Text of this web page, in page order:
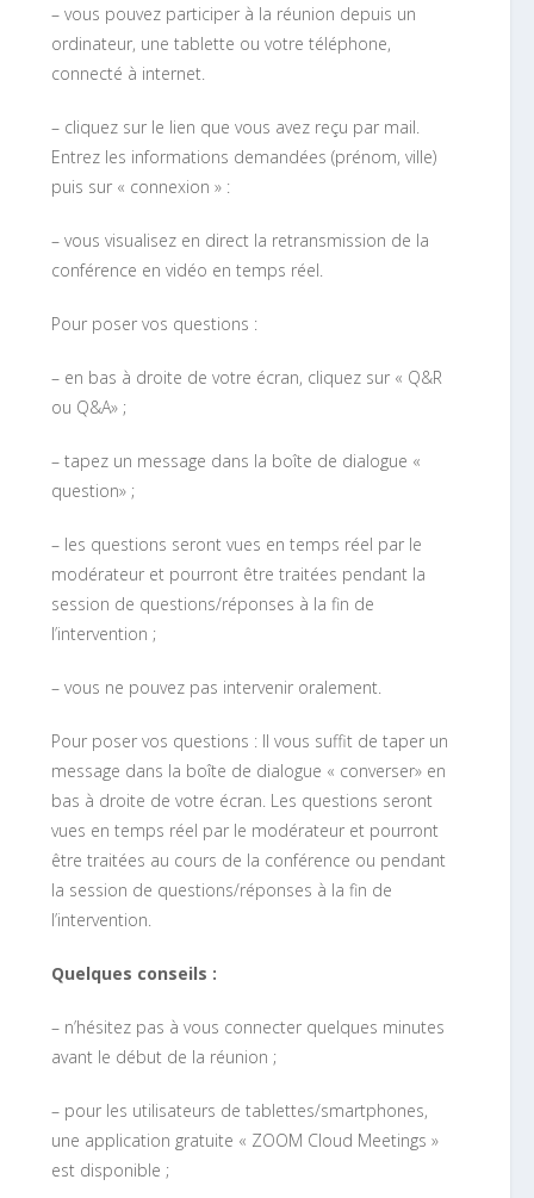
– vous pouvez participer à la réunion depuis un
ordinateur, une tablette ou votre téléphone,
connecté à internet.
– cliquez sur le lien que vous avez reçu par mail.
Entrez les informations demandées (prénom, ville)
puis sur « connexion » :
– vous visualisez en direct la retransmission de la
conférence en vidéo en temps réel.
Pour poser vos questions :
– en bas à droite de votre écran, cliquez sur « Q&R
ou Q&A» ;
– tapez un message dans la boîte de dialogue «
question» ;
– les questions seront vues en temps réel par le
modérateur et pourront être traitées pendant la
session de questions/réponses à la fin de
l’intervention ;
– vous ne pouvez pas intervenir oralement.
Pour poser vos questions : Il vous suffit de taper un
message dans la boîte de dialogue « converser» en
bas à droite de votre écran. Les questions seront
vues en temps réel par le modérateur et pourront
être traitées au cours de la conférence ou pendant
la session de questions/réponses à la fin de
l’intervention.
Quelques conseils :
– n’hésitez pas à vous connecter quelques minutes
avant le début de la réunion ;
– pour les utilisateurs de tablettes/smartphones,
une application gratuite « ZOOM Cloud Meetings »
est disponible ;